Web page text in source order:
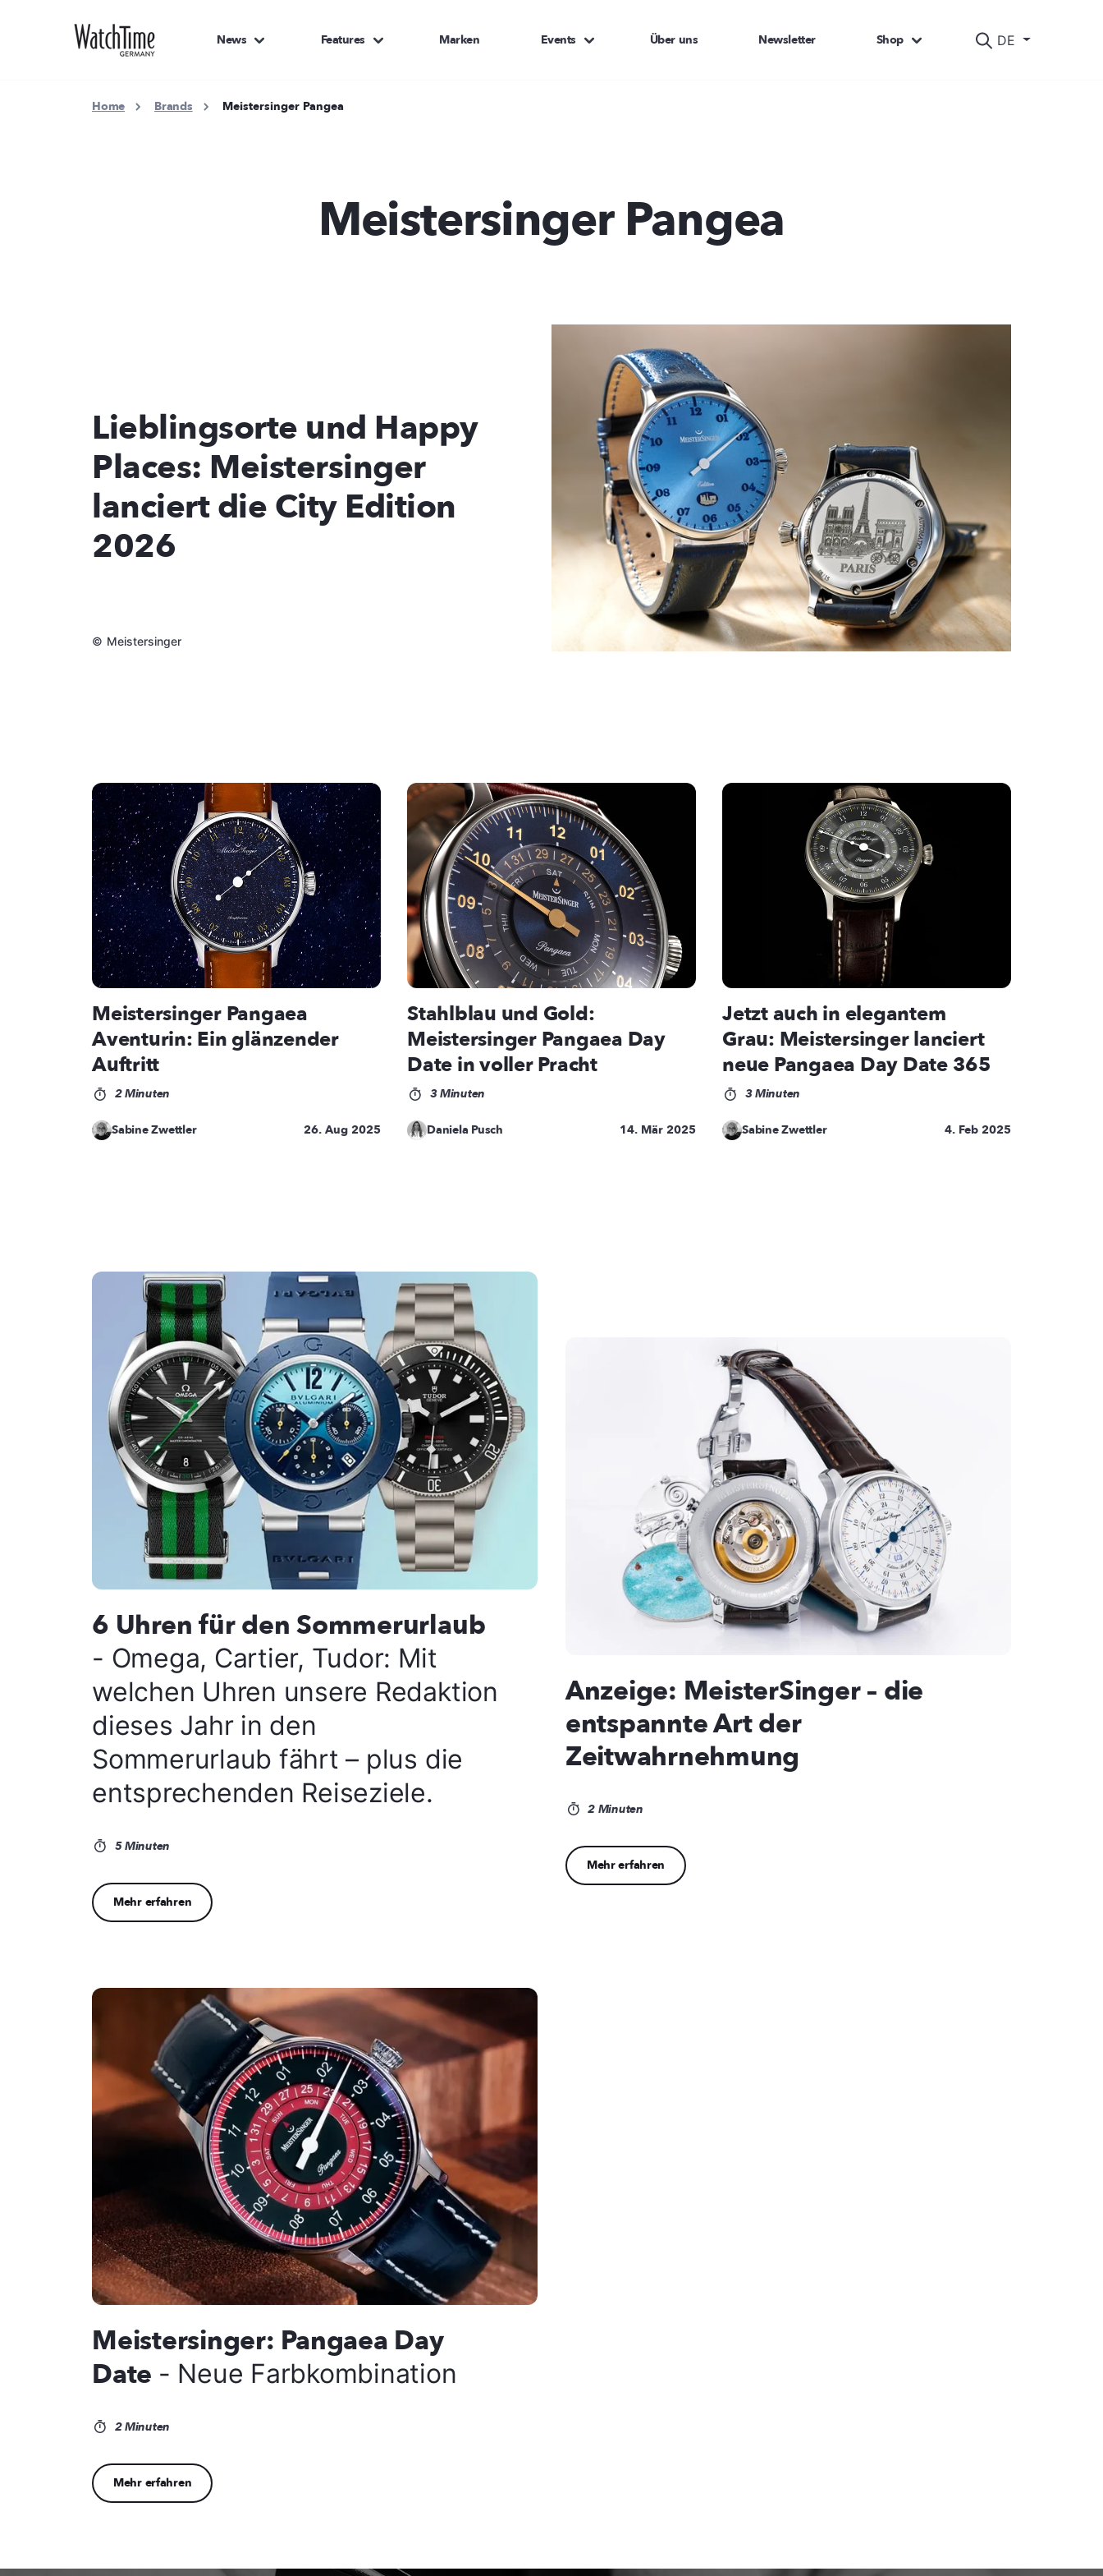
DE
News Features Marken Events Über uns Newsletter Shop
Home Brands Meistersinger Pangea
Meistersinger Pangea
Lieblingsorte und Happy
Places: Meistersinger
lanciert die City Edition
2026
© Meistersinger
Meistersinger Pangaea
Aventurin: Ein glänzender
Auftritt
2 Minuten
Sabine Zwettler 26. Aug 2025
Stahlblau und Gold:
Meistersinger Pangaea Day
Date in voller Pracht
3 Minuten
Daniela Pusch 14. Mär 2025
Jetzt auch in elegantem
Grau: Meistersinger lanciert
neue Pangaea Day Date 365
3 Minuten
Sabine Zwettler 4. Feb 2025
6 Uhren für den Sommerurlaub
- Omega, Cartier, Tudor: Mit
welchen Uhren unsere Redaktion
dieses Jahr in den
Sommerurlaub fährt – plus die
entsprechenden Reiseziele.
5 Minuten
Mehr erfahren
Anzeige: MeisterSinger – die
entspannte Art der
Zeitwahrnehmung
2 Minuten
Mehr erfahren
Meistersinger: Pangaea Day
Date - Neue Farbkombination
2 Minuten
Mehr erfahren